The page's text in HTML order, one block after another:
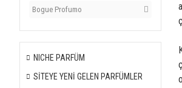
Bogue Profumo
NICHE PARFÜM
SİTEYE YENİ GELEN PARFÜMLER